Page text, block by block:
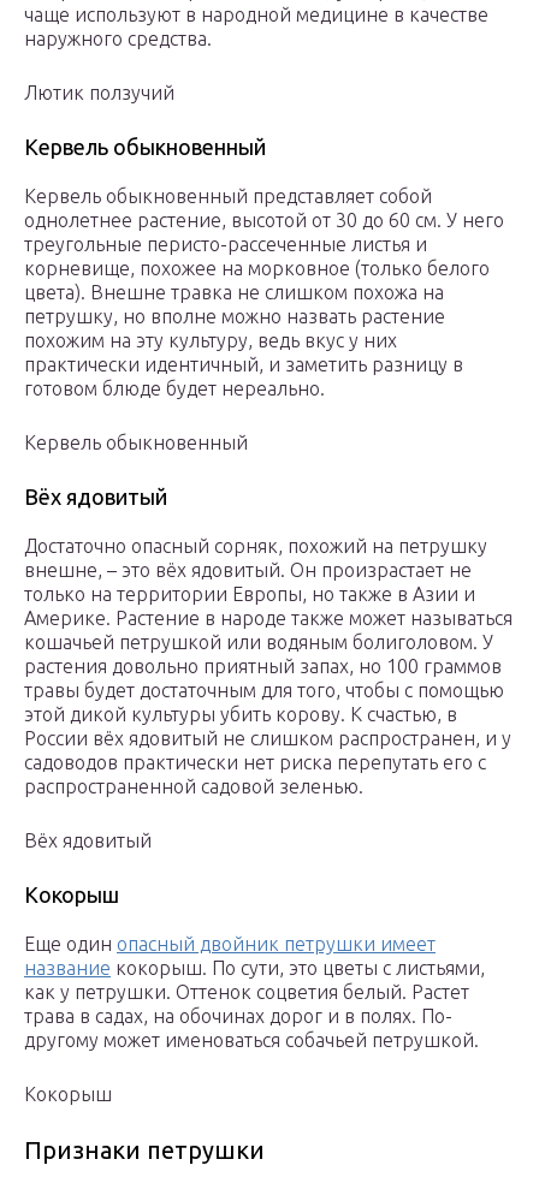
чаще используют в народной медицине в качестве
наружного средства.
Лютик ползучий
Кервель обыкновенный
Кервель обыкновенный представляет собой
однолетнее растение, высотой от 30 до 60 см. У него
треугольные перисто-рассеченные листья и
корневище, похожее на морковное (только белого
цвета). Внешне травка не слишком похожа на
петрушку, но вполне можно назвать растение
похожим на эту культуру, ведь вкус у них
практически идентичный, и заметить разницу в
готовом блюде будет нереально.
Кервель обыкновенный
Вёх ядовитый
Достаточно опасный сорняк, похожий на петрушку
внешне, – это вёх ядовитый. Он произрастает не
только на территории Европы, но также в Азии и
Америке. Растение в народе также может называться
кошачьей петрушкой или водяным болиголовом. У
растения довольно приятный запах, но 100 граммов
травы будет достаточным для того, чтобы с помощью
этой дикой культуры убить корову. К счастью, в
России вёх ядовитый не слишком распространен, и у
садоводов практически нет риска перепутать его с
распространенной садовой зеленью.
Вёх ядовитый
Кокорыш
Еще один опасный двойник петрушки имеет
название кокорыш. По сути, это цветы с листьями,
как у петрушки. Оттенок соцветия белый. Растет
трава в садах, на обочинах дорог и в полях. По-
другому может именоваться собачьей петрушкой.
Кокорыш
Признаки петрушки